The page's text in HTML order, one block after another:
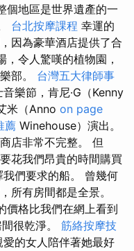
個地區是世界遺產的一
台北按摩課程 幸運的
因為豪華酒店提供了合
，令人驚嘆的植物園，
部。 台灣五大律師事
樂節，肯尼·G（Kenny
米（Anno on page
薦 Winehouse）演出。
店非常不完整。 但
花我們昂貴的時間購買
們要求的船。 曾幾何
所有房間都是全景。
價格比我們在網上看到
很乾淨。 筋絡按摩技
的女人陪伴著她最好